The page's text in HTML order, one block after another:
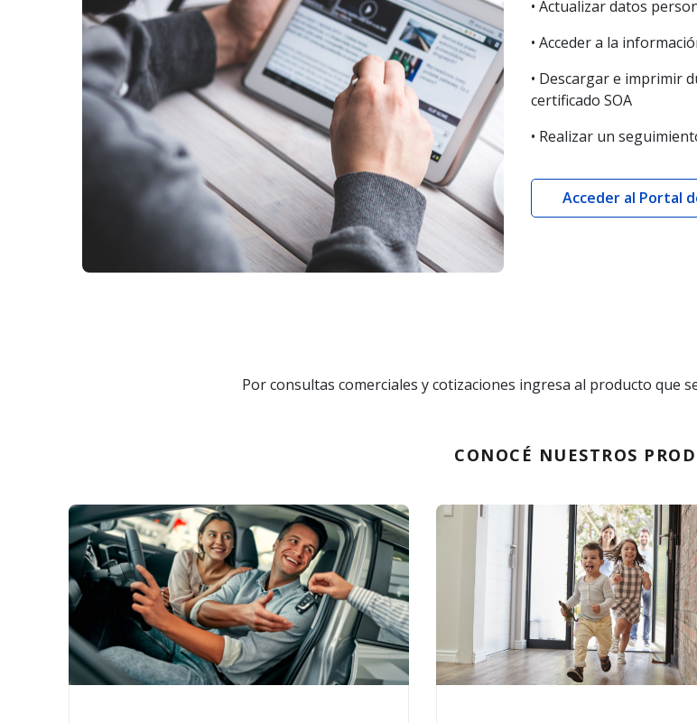
• Actualizar datos
• Acceder a la
• Descargar e imprimir
certificado SOA
• Realizar un
Acceder al Portal
Por consultas comerciales y cotizaciones ingresa al producto que
CONOCÉ NUESTROS